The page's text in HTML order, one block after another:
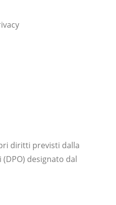
diritti previsti dalla
designato dal